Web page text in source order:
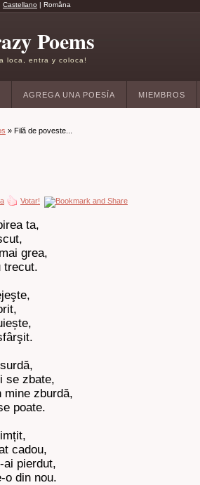
Castellano | Româna
Poems
loca, entra y coloca!
AGREGA UNA POESÍA MIEMBROS
» Filă de poveste...
Votar!
ta,
grea,
trecut.
se zbate,
mine zburdă,
poate.
cadou,
ai pierdut,
o din nou.